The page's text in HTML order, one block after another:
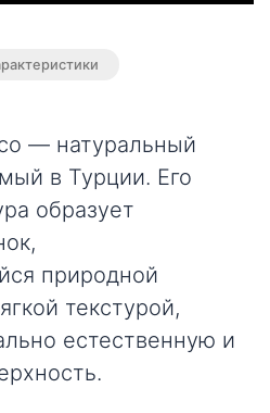
— натуральный
в Турции. Его
образует
природной
текстурой,
естественную и